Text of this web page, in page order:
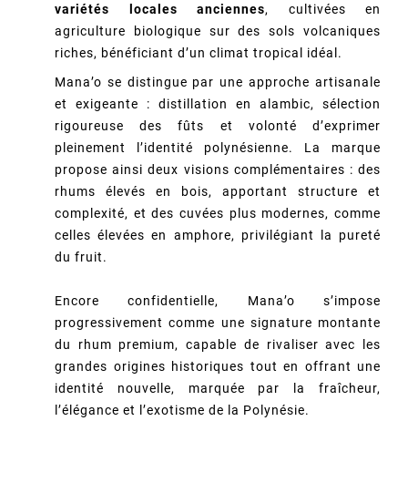
variétés locales anciennes, cultivées en
agriculture biologique sur des sols volcaniques
riches, bénéficiant d’un climat tropical idéal.
Mana’o se distingue par une approche artisanale
et exigeante : distillation en alambic, sélection
rigoureuse des fûts et volonté d’exprimer
pleinement l’identité polynésienne. La marque
propose ainsi deux visions complémentaires : des
rhums élevés en bois, apportant structure et
complexité, et des cuvées plus modernes, comme
celles élevées en amphore, privilégiant la pureté
du fruit.
Encore confidentielle, Mana’o s’impose
progressivement comme une signature montante
du rhum premium, capable de rivaliser avec les
grandes origines historiques tout en offrant une
identité nouvelle, marquée par la fraîcheur,
l’élégance et l’exotisme de la Polynésie.